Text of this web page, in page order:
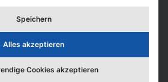
Nachwuchskräfte. Doch
dass
weiterhin gut ausgebildet
später die KI kontrollieren
Bei ihrer Ausbildung
Speichern
Alles akzeptieren
Cookies akzeptieren